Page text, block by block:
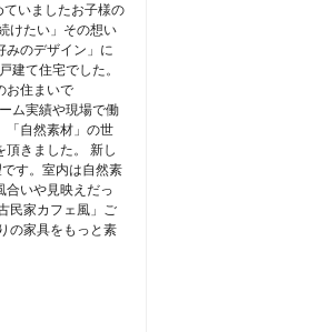
いましたお子様の
けたい」その想い
みのデザイン」に
建て住宅でした。
お住まいで
ム実績や現場で働
「自然素材」の世
きました。 新し
す。室内は自然素
合いや見映えだっ
民家カフェ風」ご
の家具をもっと素